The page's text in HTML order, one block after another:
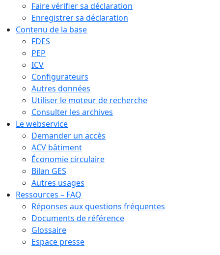
Faire vérifier sa déclaration
Enregistrer sa déclaration
Contenu de la base
FDES
PEP
ICV
Configurateurs
Autres données
Utiliser le moteur de recherche
Consulter les archives
Le webservice
Demander un accès
ACV bâtiment
Économie circulaire
Bilan GES
Autres usages
Ressources – FAQ
Réponses aux questions fréquentes
Documents de référence
Glossaire
Espace presse